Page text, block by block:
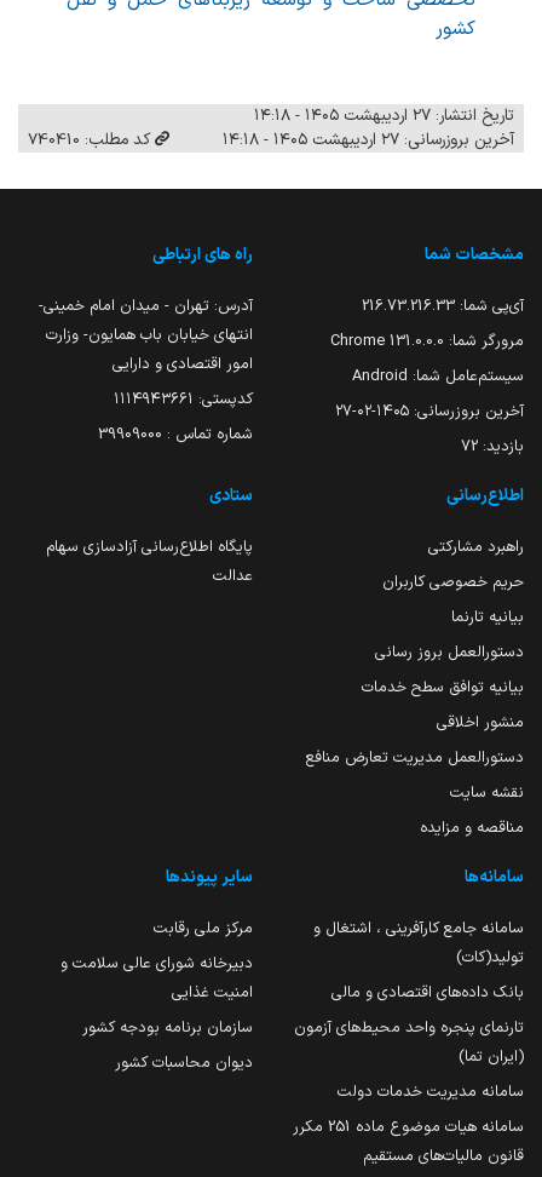
کشور
تاریخ انتشار: ۲۷ اردیبهشت ۱۴۰۵ - ۱۴:۱۸
آخرین بروزرسانی: ۲۷ اردیبهشت ۱۴۰۵ - ۱۴:۱۸
کد مطلب: 740410
مشخصات شما
آی‌پی شما: 216.73.216.33
مرورگر شما: 131.0.0.0 Chrome
سیستم‌عامل شما: Android
آخرین بروزرسانی: ۱۴۰۵-۰۲-۲۷
بازدید: 72
راه های ارتباطی
آدرس: تهران - میدان امام خمینی-
انتهای خیابان باب همایون- وزارت
امور اقتصادی و دارایی
کدپستی: ۱۱۱۴۹۴۳۶۶۱
شماره تماس : 39909000
اطلاع‌رسانی
راهبرد مشارکتی
حریم خصوصی کاربران
بیانیه تارنما
دستورالعمل بروز رسانی
بیانیه توافق سطح خدمات
منشور اخلاقی
دستورالعمل مدیریت تعارض منافع
نقشه سایت
مناقصه و مزایده
ستادی
پایگاه اطلاع‌رسانی آزادسازی سهام
عدالت
سامانه‌ها
سامانه جامع کارآفرینی ، اشتغال و
تولید(کات)
بانک داده‌های اقتصادی و مالی
تارنمای پنجره واحد محیط‌های آزمون
(ایران تما)
سامانه مدیریت خدمات دولت
سامانه هیات موضوع ماده 251 مکرر
قانون مالیات‌های مستقیم
سایر پیوندها
مرکز ملی رقابت
دبیرخانه شورای عالی سلامت و
امنیت غذایی
سازمان برنامه بودجه کشور
دیوان محاسبات کشور